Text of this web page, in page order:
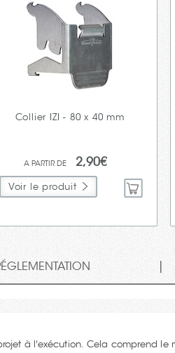
Collier IZI - 80 x 40 mm
2,90€
Voir le produit
à l'exécution. Cela comprend